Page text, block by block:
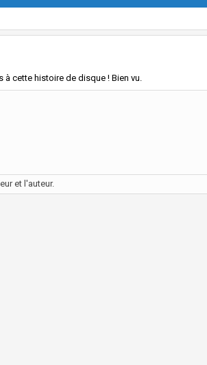
à cette histoire de disque ! Bien vu.
et l'auteur.